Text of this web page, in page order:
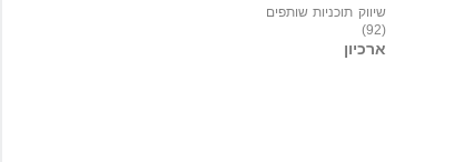
שיווק תוכניות שותפים
(92)
ארכיון